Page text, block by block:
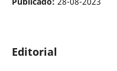
Editorial